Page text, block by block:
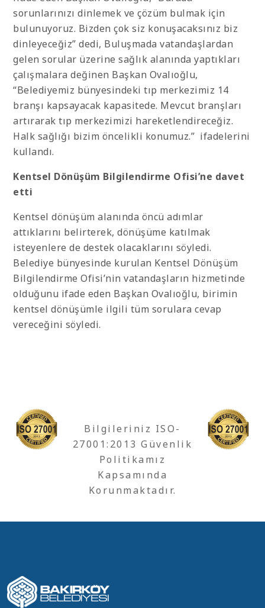
sorunlarınızı dinlemek ve çözüm bulmak için
bulunuyoruz. Bizden çok siz konuşacaksınız biz
dinleyeceğiz” dedi, Buluşmada vatandaşlardan
gelen sorular üzerine sağlık alanında yaptıkları
çalışmalara değinen Başkan Ovalıoğlu,
“Belediyemiz bünyesindeki tıp merkezimiz 14
branşı kapsayacak kapasitede. Mevcut branşları
artırarak tıp merkezimizi hareketlendireceğiz.
Halk sağlığı bizim öncelikli konumuz.” ifadelerini
kullandı.
Kentsel Dönüşüm Bilgilendirme Ofisi’ne davet
etti
Kentsel dönüşüm alanında öncü adımlar
attıklarını belirterek, dönüşüme katılmak
isteyenlere de destek olacaklarını söyledi.
Belediye bünyesinde kurulan Kentsel Dönüşüm
Bilgilendirme Ofisi’nin vatandaşların hizmetinde
olduğunu ifade eden Başkan Ovalıoğlu, birimin
kentsel dönüşümle ilgili tüm sorulara cevap
vereceğini söyledi.
Bilgileriniz ISO-
27001:2013 Güvenlik
Politikamız
Kapsamında
Korunmaktadır.